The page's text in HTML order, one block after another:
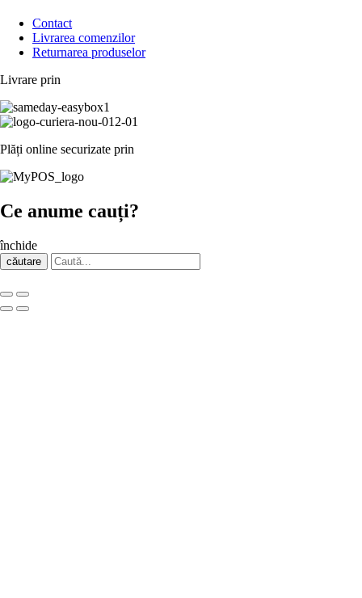
Contact
Livrarea comenzilor
Returnarea produselor
Livrare prin
Plăți online securizate prin
Ce anume cauți?
închide
căutare